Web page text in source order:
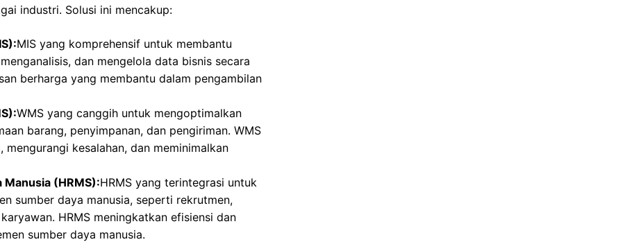
industri. Solusi ini mencakup:
MIS yang komprehensif untuk membantu
dan mengelola data bisnis secara
berharga yang membantu dalam pengambilan
WMS yang canggih untuk mengoptimalkan
barang, penyimpanan, dan pengiriman. WMS
kesalahan, dan meminimalkan
(HRMS):HRMS yang terintegrasi untuk
sumber daya manusia, seperti rekrutmen,
HRMS meningkatkan efisiensi dan
sumber daya manusia.